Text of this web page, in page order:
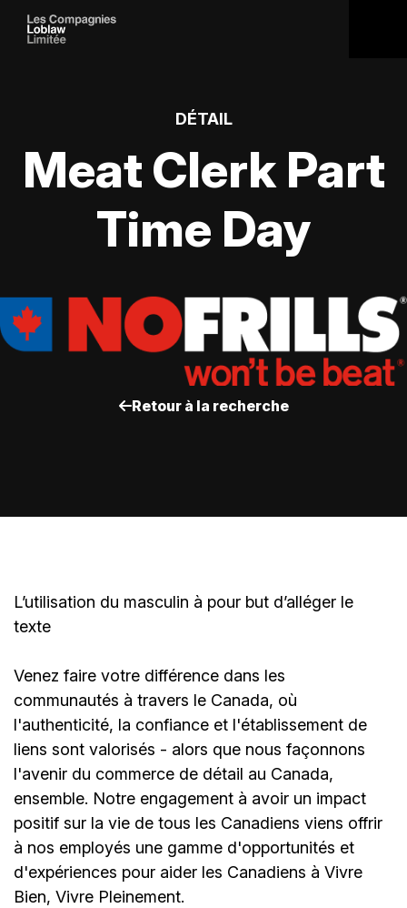
DÉTAIL
Meat Clerk Part
Time Day
Retour à la recherche
L’utilisation du masculin à pour but d’alléger le
texte
Venez faire votre différence dans les
communautés à travers le Canada, où
l'authenticité, la confiance et l'établissement de
liens sont valorisés - alors que nous façonnons
l'avenir du commerce de détail au Canada,
ensemble. Notre engagement à avoir un impact
positif sur la vie de tous les Canadiens viens offrir
à nos employés une gamme d'opportunités et
d'expériences pour aider les Canadiens à Vivre
Bien, Vivre Pleinement.